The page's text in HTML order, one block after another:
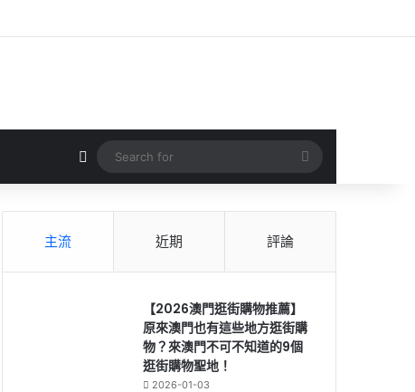
Random Article
Search
for
主流 近期 評論
【2026澳門逛街購物推薦】
原來澳門也有這些地方逛街購
物？來澳門不可不知道的9個
逛街購物聖地！
2026-01-03